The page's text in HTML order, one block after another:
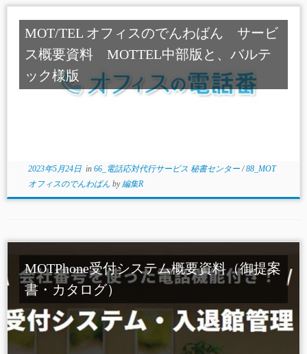
MOT/TEL オフィスのでんわばん サービ
ス概要資料 MOTTEL中部版と、バルテ
ック様版
2023年5月24日in 66_電話応対代行サービス 秘書センター/88_MOT
オフィスのでんわばん by編集R
MOTPhone受付システム概要資料（御提案
書・カタログ）